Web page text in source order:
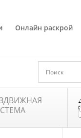
Онлайн раскрой